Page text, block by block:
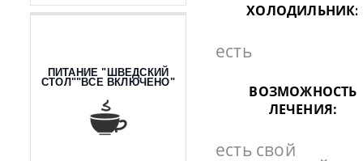
ПИТАНИЕ "ШВЕДСКИЙ
СТОЛ""ВСЕ ВКЛЮЧЕНО"
ХОЛОДИЛЬНИК:
есть
ВОЗМОЖНОСТЬ
ЛЕЧЕНИЯ:
есть свой